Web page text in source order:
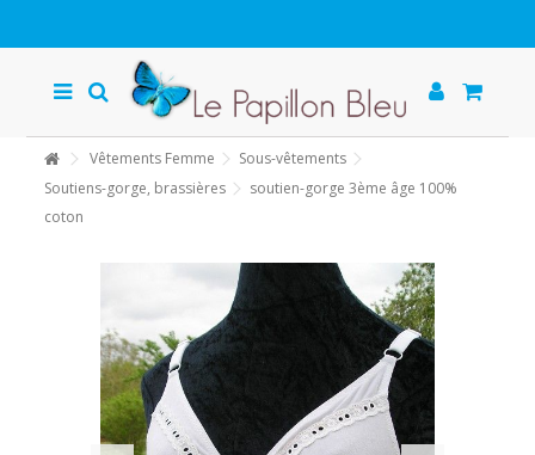
Vêtements Femme
Sous-vêtements
Soutiens-gorge, brassières
soutien-gorge 3ème âge 100%
coton